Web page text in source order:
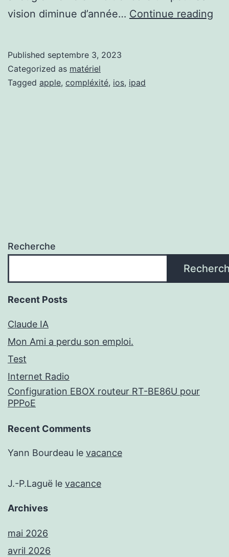
vision diminue d’année… Continue reading
Published septembre 3, 2023
Categorized as matériel
Tagged apple, compléxité, ios, ipad
Recherche
Recent Posts
Claude IA
Mon Ami a perdu son emploi.
Test
Internet Radio
Configuration EBOX routeur RT-BE86U pour
PPPoE
Recent Comments
Yann Bourdeau le vacance
J.-P.Laguë le vacance
Archives
mai 2026
avril 2026